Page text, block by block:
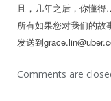
且，几年之后，你懂
所有如果您对我们的故
发送到
Comments are